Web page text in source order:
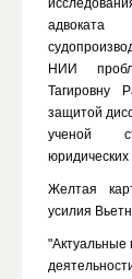
НИИ
Тагировну
защитой
ученой
юридических
Желтая
усилия
"Актуальные